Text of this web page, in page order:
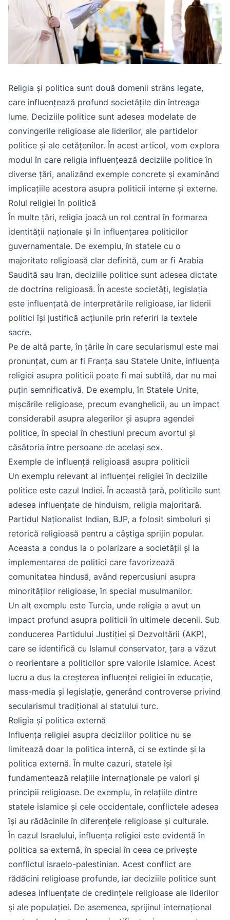
Religia și politica sunt două domenii strâns legate,
care influențează profund societățile din întreaga
lume. Deciziile politice sunt adesea modelate de
convingerile religioase ale liderilor, ale partidelor
politice și ale cetățenilor. În acest articol, vom explora
modul în care religia influențează deciziile politice în
diverse țări, analizând exemple concrete și examinând
implicațiile acestora asupra politicii interne și externe.
Rolul religiei în politică
În multe țări, religia joacă un rol central în formarea
identității naționale și în influențarea politicilor
guvernamentale. De exemplu, în statele cu o
majoritate religioasă clar definită, cum ar fi Arabia
Saudită sau Iran, deciziile politice sunt adesea dictate
de doctrina religioasă. În aceste societăți, legislația
este influențată de interpretările religioase, iar liderii
politici își justifică acțiunile prin referiri la textele
sacre.
Pe de altă parte, în țările în care secularismul este mai
pronunțat, cum ar fi Franța sau Statele Unite, influența
religiei asupra politicii poate fi mai subtilă, dar nu mai
puțin semnificativă. De exemplu, în Statele Unite,
mișcările religioase, precum evanghelicii, au un impact
considerabil asupra alegerilor și asupra agendei
politice, în special în chestiuni precum avortul și
căsătoria între persoane de același sex.
Exemple de influență religioasă asupra politicii
Un exemplu relevant al influenței religiei în deciziile
politice este cazul Indiei. În această țară, politicile sunt
adesea influențate de hinduism, religia majoritară.
Partidul Naționalist Indian, BJP, a folosit simboluri și
retorică religioasă pentru a câștiga sprijin popular.
Aceasta a condus la o polarizare a societății și la
implementarea de politici care favorizează
comunitatea hindusă, având repercusiuni asupra
minorităților religioase, în special musulmanilor.
Un alt exemplu este Turcia, unde religia a avut un
impact profund asupra politicii în ultimele decenii. Sub
conducerea Partidului Justiției și Dezvoltării (AKP),
care se identifică cu Islamul conservator, țara a văzut
o reorientare a politicilor spre valorile islamice. Acest
lucru a dus la creșterea influenței religiei în educație,
mass-media și legislație, generând controverse privind
secularismul tradițional al statului turc.
Religia și politica externă
Influența religiei asupra deciziilor politice nu se
limitează doar la politica internă, ci se extinde și la
politica externă. În multe cazuri, statele își
fundamentează relațiile internaționale pe valori și
principii religioase. De exemplu, în relațiile dintre
statele islamice și cele occidentale, conflictele adesea
își au rădăcinile în diferențele religioase și culturale.
În cazul Israelului, influența religiei este evidentă în
politica sa externă, în special în ceea ce privește
conflictul israelo-palestinian. Acest conflict are
rădăcini religioase profunde, iar deciziile politice sunt
adesea influențate de credințele religioase ale liderilor
și ale populației. De asemenea, sprijinul internațional